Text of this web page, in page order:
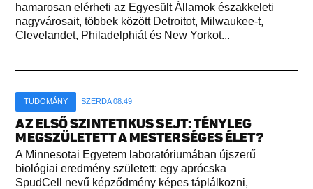
hamarosan elérheti az Egyesült Államok északkeleti
nagyvárosait, többek között Detroitot, Milwaukee-t,
Clevelandet, Philadelphiát és New Yorkot...
TUDOMÁNY SZERDA 08:49
AZ ELSŐ SZINTETIKUS SEJT: TÉNYLEG
MEGSZÜLETETT A MESTERSÉGES ÉLET?
A Minnesotai Egyetem laboratóriumában újszerű
biológiai eredmény született: egy aprócska
SpudCell nevű képződmény képes táplálkozni,